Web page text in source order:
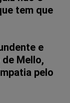
tem que
e
Mello,
pelo